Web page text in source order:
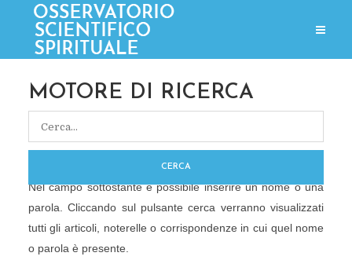
MOTORE DI RICERCA
CERCA
Nel campo sottostante è possibile inserire un nome o una
parola. Cliccando sul pulsante cerca verranno visualizzati
tutti gli articoli, noterelle o corrispondenze in cui quel nome
o parola è presente.